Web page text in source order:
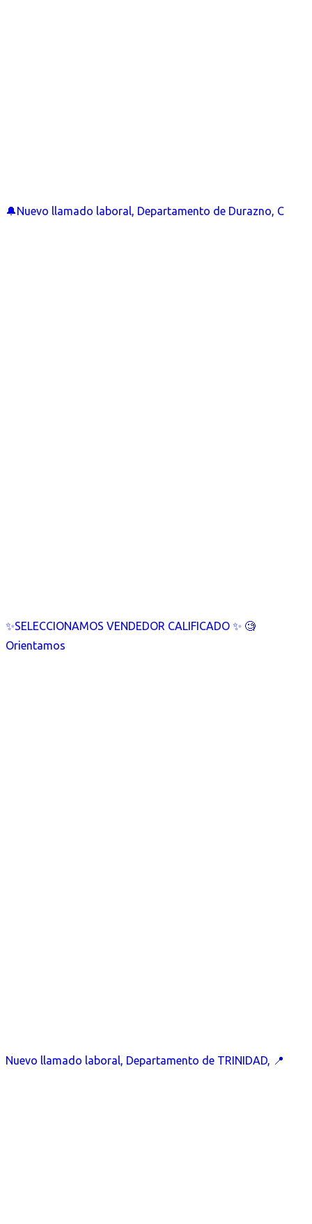
🔔Nuevo llamado laboral, Departamento de Durazno, C
✨SELECCIONAMOS VENDEDOR CALIFICADO ✨ 🧐
Orientamos
Nuevo llamado laboral, Departamento de TRINIDAD, 📍